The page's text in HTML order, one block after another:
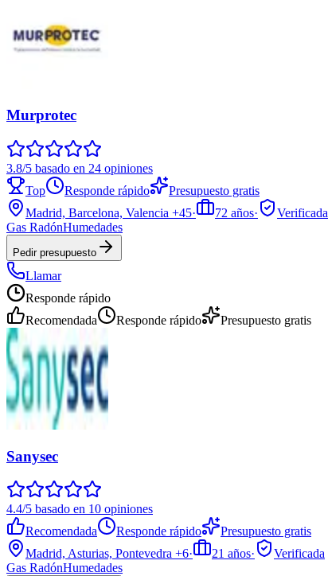
Murprotec
3.8/5 basado en 24 opiniones
Top
Responde rápido
Presupuesto gratis
Madrid, Barcelona, Valencia +45· 72 años·
Verificada
Gas RadónHumedades
Pedir presupuesto
Llamar
Responde rápido
Recomendada
Responde rápido Presupuesto gratis
Sanysec
4.4/5 basado en 10 opiniones
Recomendada
Responde rápido
Presupuesto gratis
Madrid, Asturias, Pontevedra +6· 21 años·
Verificada
Gas RadónHumedades